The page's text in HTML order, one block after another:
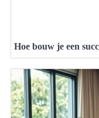
Hoe bouw je een